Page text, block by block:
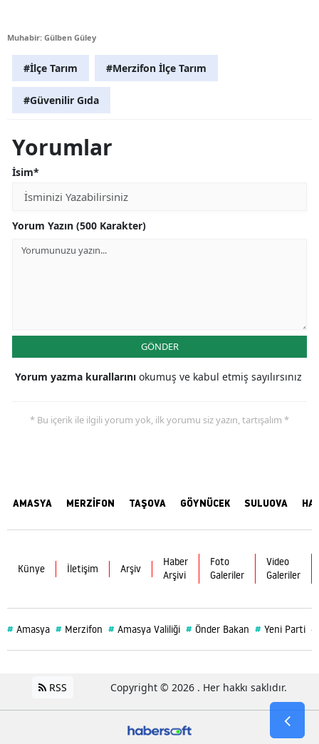
Muhabir: Gülben Güley
#İlçe Tarım #Merzifon İlçe Tarım
#Güvenilir Gıda
Yorumlar
İsim*
Yorum Yazın (500 Karakter)
GÖNDER
Yorum yazma kurallarını okumuş ve kabul etmiş sayılırsınız
* Bu içerik ile ilgili yorum yok, ilk yorumu siz yazın, tartışalım *
AMASYA MERZİFON TAŞOVA GÖYNÜCEK SULUOVA
Künye İletişim Arşiv
Haber
Arşivi
Foto
Galeriler
Video
Galeriler
# Amasya # Merzifon # Amasya Valiliği # Önder Bakan # Yeni Parti #
RSS Copyright © 2026 . Her hakkı saklıdır.